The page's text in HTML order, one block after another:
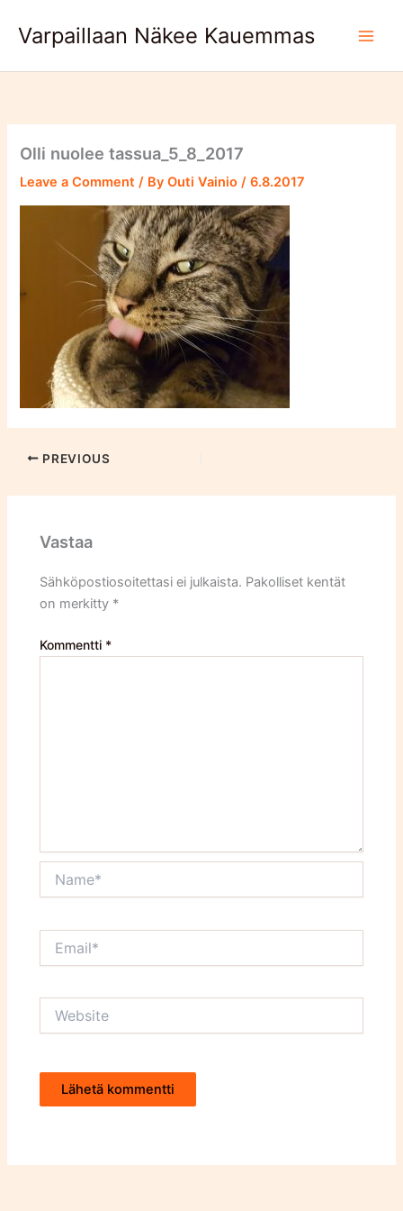
Varpaillaan Näkee Kauemmas
Olli nuolee tassua_5_8_2017
Leave a Comment / ByOuti Vainio/6.8.2017
PREVIOUS
Vastaa
Sähköpostiosoitettasi ei julkaista. Pakolliset kentät
on merkitty *
Kommentti *